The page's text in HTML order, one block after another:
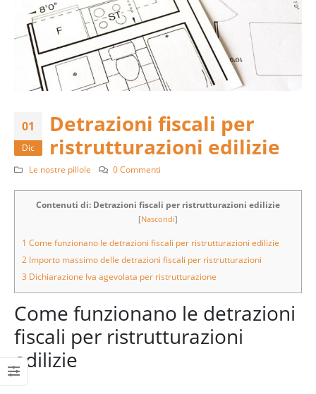
01
Dic
Detrazioni fiscali per
ristrutturazioni edilizie
Le nostre pillole 0 Commenti
Contenuti di: Detrazioni fiscali per ristrutturazioni edilizie
[Nascondi]
1 Come funzionano le detrazioni fiscali per ristrutturazioni edilizie
2 Importo massimo delle detrazioni fiscali per ristrutturazioni
3 Dichiarazione Iva agevolata per ristrutturazione
Come funzionano le detrazioni
fiscali per ristrutturazioni
edilizie